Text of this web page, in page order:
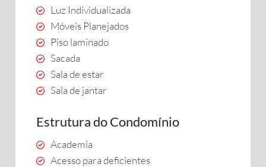
Luz Individualizada
Móveis Planejados
Piso laminado
Sacada
Sala de estar
Sala de jantar
Estrutura do Condomínio
Academia
Acesso para deficientes